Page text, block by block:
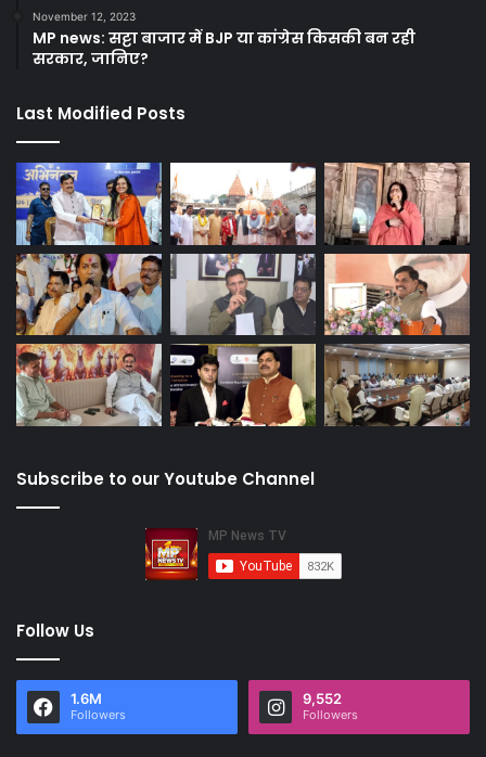
November 12, 2023
MP news: सट्टा बाजार में BJP या कांग्रेस किसकी बन रही
सरकार, जानिए?
Last Modified Posts
Subscribe to our Youtube Channel
Follow Us
1.6M
Followers
9,552
Followers